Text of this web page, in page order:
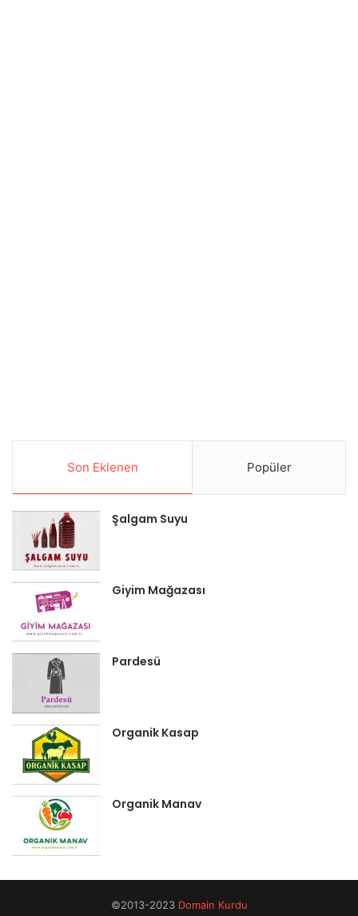
Son Eklenen Popüler
Şalgam Suyu
Giyim Mağazası
Pardesü
Organik Kasap
Organik Manav
©2013-2023 Domain Kurdu